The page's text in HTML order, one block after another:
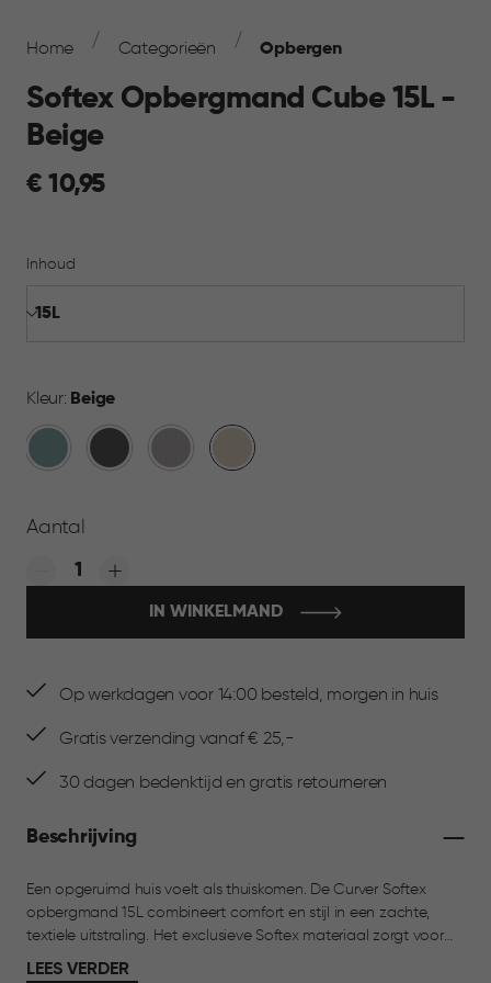
Navigation
Home Categorieën Opbergen
Softex Opbergmand Cube 15L -
Beige
€
€ 10,95
Inhoud
Kleur: Beige
Blauw AntracietTaupe Beige
Aantal
Quantity:
IN WINKELMAND
Op werkdagen voor 14:00 besteld, morgen in huis
Gratis verzending vanaf € 25,-
30 dagen bedenktijd en gratis retourneren
Beschrijving
Een opgeruimd huis voelt als thuiskomen. De Curver Softex
opbergmand 15L combineert comfort en stijl in een zachte,
textiele uitstraling. Het exclusieve Softex materiaal zorgt voor
een warme look die past in elke ruimte. Met een inhoud van 15
LEES VERDER